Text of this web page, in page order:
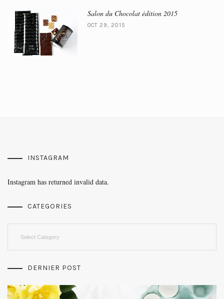
Salon du Chocolat édition 2015
OCT 29, 2015
INSTAGRAM
Instagram has returned invalid data.
CATEGORIES
DERNIER POST